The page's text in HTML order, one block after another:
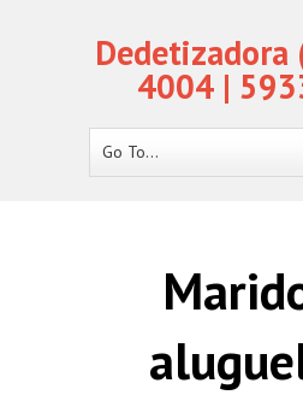
4004 |
Go To...